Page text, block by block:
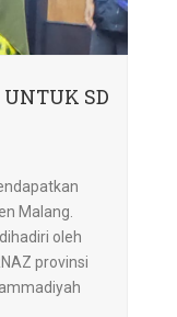
SD
Malang.
oleh
provinsi